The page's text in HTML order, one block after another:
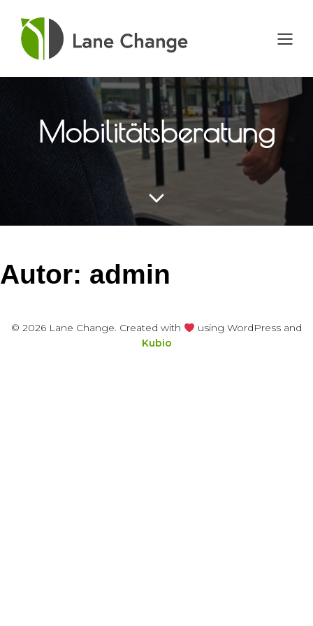
Inhalt
wechseln
Mobilitätsberatung
Autor: admin
© 2026 Lane Change. Created with
using WordPress and
Kubio